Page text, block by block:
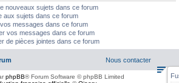
nouveaux sujets dans ce forum
aux sujets dans ce forum
messages dans ce forum
vos messages dans ce forum
de pièces jointes dans ce forum
Nous contacter
phpBB® Forum Software © phpBB Limited